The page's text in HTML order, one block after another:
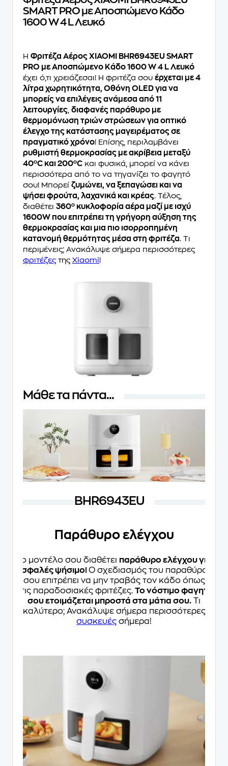
SMART PRO με Αποσπώμενο Κάδο
1600 W 4 L Λευκό
Η Φριτέζα Αέρος XIAOMI BHR6943EU SMART
PRO με Αποσπώμενο Κάδο 1600 W 4 L Λευκό
έχει ό,τι χρειάζεσαι! Η φριτέζα σου έρχεται με 4
λίτρα χωρητικότητα, Οθόνη OLED για να
μπορείς να επιλέγεις ανάμεσα από 11
λειτουργίες, διαφανές παράθυρο με
θερμομόνωση τριών στρώσεων για οπτικό
έλεγχο της κατάστασης μαγειρέματος σε
πραγματικό χρόνο! Επίσης, περιλαμβάνει
ρυθμιστή θερμοκρασίας με ακρίβεια μεταξύ
40ºC και 200ºC και φυσικά, μπορεί να κάνει
περισσότερα από το να τηγανίζει το φαγητό
σου! Μπορεί ζυμώνει, να ξεπαγώσει και να
ψήσει φρούτα, λαχανικά και κρέας. Τέλος,
διαθέτει 360º κυκλοφορία αέρα μαζί με ισχύ
1600W που επιτρέπει τη γρήγορη αύξηση της
θερμοκρασίας και μια πιο ισορροπημένη
κατανομή θερμότητας μέσα στη φριτέζα. Τι
περιμένεις; Ανακάλυψε σήμερα περισσότερες
φριτέζες της Xiaomi!
Μάθε τα πάντα...
BHR6943EU
Παράθυρο ελέγχου
Το μοντέλο σου διαθέτει παράθυρο ελέγχου για
ασφαλές ψήσιμο!Ο σχεδιασμός του παραθύρου
σου επιτρέπει να μην τραβάς τον κάδο όπως
στις παραδοσιακές φριτέζες. Το νόστιμο φαγητό
σου ετοιμάζεται μπροστά στα μάτια σου. Τι
καλύτερο; Ανακάλυψε σήμερα περισσότερες
συσκευές σήμερα!